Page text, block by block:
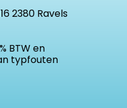
2380 Ravels
BTW en
typfouten